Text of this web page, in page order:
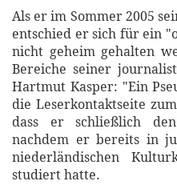
Als er im Sommer 2005
entschied er sich für ein
nicht geheim gehalten
Bereiche seiner
Hartmut Kasper: "Ein
die Leserkontaktseite
dass er schließlich
nachdem er bereits in
niederländischen
studiert hatte.